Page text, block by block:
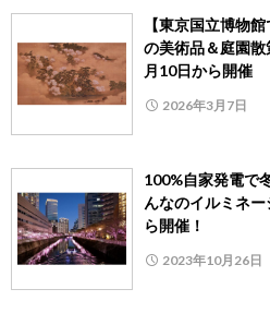
【東京国立博物
の美術品＆庭園
月10日から開催
2026年3月7日
100%自家発電で
んなのイルミネ
ら開催！
2023年10月26日